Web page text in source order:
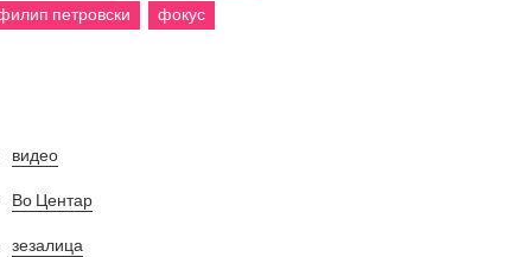
петровски
фокус
видео
Во Центар
зезалица